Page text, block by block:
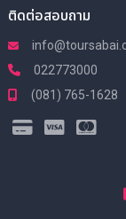
ติดต่อสอบถาม
022773000
(081) 765-1628